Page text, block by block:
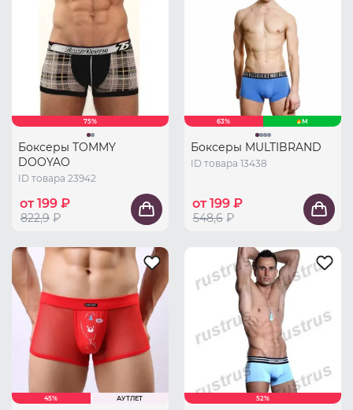
75%
Боксеры TOMMY
DOOYAO
ID товара 23942
от 199 ₽
822,9 ₽
63% M
Боксеры MULTIBRAND
ID товара 13438
от 199 ₽
548,6 ₽
45% АУТЛЕТ 52%